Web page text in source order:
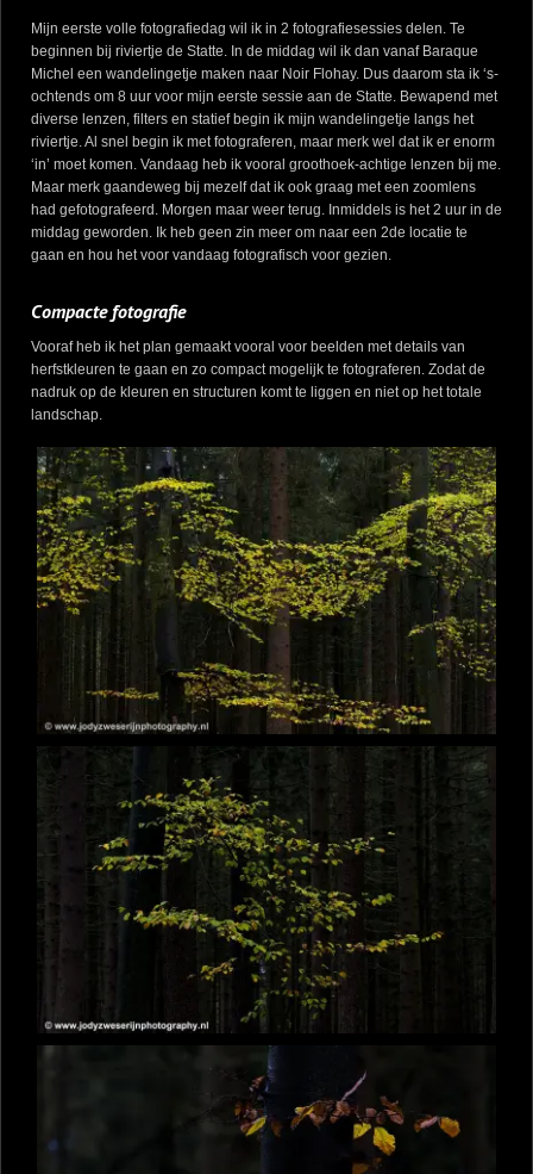
Mijn eerste volle fotografiedag wil ik in 2 fotografiesessies delen. Te
beginnen bij riviertje de Statte. In de middag wil ik dan vanaf Baraque
Michel een wandelingetje maken naar Noir Flohay. Dus daarom sta ik ‘s-
ochtends om 8 uur voor mijn eerste sessie aan de Statte. Bewapend met
diverse lenzen, filters en statief begin ik mijn wandelingetje langs het
riviertje. Al snel begin ik met fotograferen, maar merk wel dat ik er enorm
‘in’ moet komen. Vandaag heb ik vooral groothoek-achtige lenzen bij me.
Maar merk gaandeweg bij mezelf dat ik ook graag met een zoomlens
had gefotografeerd. Morgen maar weer terug. Inmiddels is het 2 uur in de
middag geworden. Ik heb geen zin meer om naar een 2de locatie te
gaan en hou het voor vandaag fotografisch voor gezien.
Compacte fotografie
Vooraf heb ik het plan gemaakt vooral voor beelden met details van
herfstkleuren te gaan en zo compact mogelijk te fotograferen. Zodat de
nadruk op de kleuren en structuren komt te liggen en niet op het totale
landschap.